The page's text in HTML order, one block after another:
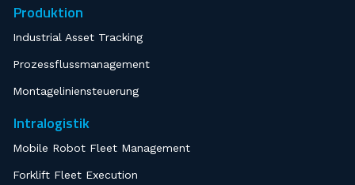
Produktion
Industrial Asset Tracking
Prozessflussmanagement
Montageliniensteuerung
Intralogistik
Mobile Robot Fleet Management
Forklift Fleet Execution